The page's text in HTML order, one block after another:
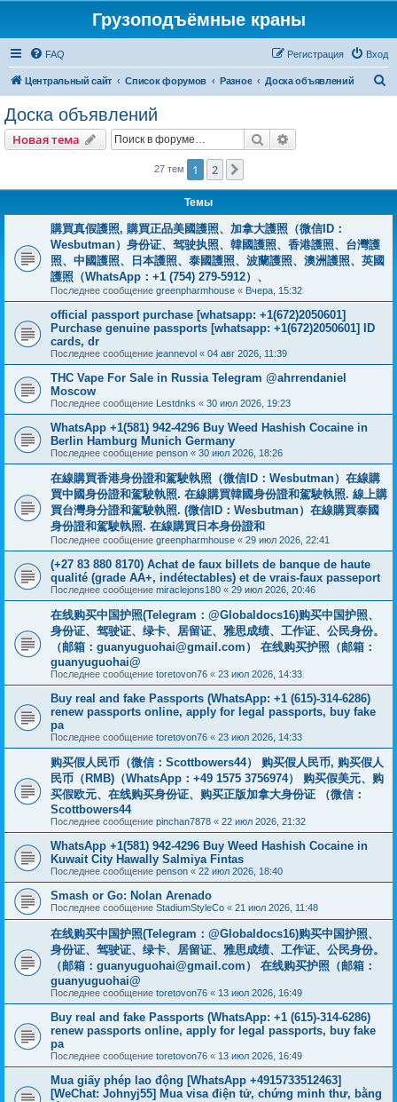
Грузоподъёмные краны
FAQ Вход
Регистрация
Центральный сайт Список форумов Разное Доска объявлений
Доска объявлений
Новая тема Поиск
27 тем 1 2
Темы
購買真假護照, 購買正品美國護照、加拿大護照（微信ID：
Wesbutman）身份证、驾驶执照、韓國護照、香港護照、台灣護
照、中國護照、日本護照、泰國護照、波蘭護照、澳洲護照、英國
護照（WhatsApp：+1 (754) 279-5912）、
Последнее сообщение greenpharmhouse « Вчера, 15:32
official passport purchase [whatsapp: +1(672)2050601]
Purchase genuine passports [whatsapp: +1(672)2050601] ID
cards, dr
Последнее сообщение jeannevol « 04 авг 2026, 11:39
THC Vape For Sale in Russia Telegram @ahrrendaniel
Moscow
Последнее сообщение Lestdnks « 30 июл 2026, 19:23
WhatsApp +1(581) 942-4296 Buy Weed Hashish Cocaine in
Berlin Hamburg Munich Germany
Последнее сообщение penson « 30 июл 2026, 18:26
在線購買香港身份證和駕駛執照（微信ID：Wesbutman）在線購
買中國身份證和駕駛執照. 在線購買韓國身份證和駕駛執照. 線上購
買台灣身分證和駕駛執照. (微信ID：Wesbutman）在線購買泰國
身份證和駕駛執照. 在線購買日本身份證和
Последнее сообщение greenpharmhouse « 29 июл 2026, 22:41
(+27 83 880 8170) Achat de faux billets de banque de haute
qualité (grade AA+, indétectables) et de vrais-faux passeport
Последнее сообщение miraclejons180 « 29 июл 2026, 20:46
在线购买中国护照(Telegram：@Globaldocs16)购买中国护照、
身份证、驾驶证、绿卡、居留证、雅思成绩、工作证、公民身份。
（邮箱： guanyuguohai@gmail.com ） 在线购买护照（邮箱：
guanyuguohai@
Последнее сообщение toretovon76 « 23 июл 2026, 14:33
Buy real and fake Passports (WhatsApp: +1 (615)-314-6286)
renew passports online, apply for legal passports, buy fake
pa
Последнее сообщение toretovon76 « 23 июл 2026, 14:33
购买假人民币（微信：Scottbowers44） 购买假人民币, 购买假人
民币（RMB)（WhatsApp：+49 1575 3756974） 购买假美元、购
买假欧元、在线购买身份证、购买正版加拿大身份证 （微信：
Scottbowers44
Последнее сообщение pinchan7878 « 22 июл 2026, 21:32
WhatsApp +1(581) 942-4296 Buy Weed Hashish Cocaine in
Kuwait City Hawally Salmiya Fintas
Последнее сообщение penson « 22 июл 2026, 18:40
Smash or Go: Nolan Arenado
Последнее сообщение StadiumStyleCo « 21 июл 2026, 11:48
在线购买中国护照(Telegram：@Globaldocs16)购买中国护照、
身份证、驾驶证、绿卡、居留证、雅思成绩、工作证、公民身份。
（邮箱： guanyuguohai@gmail.com ） 在线购买护照（邮箱：
guanyuguohai@
Последнее сообщение toretovon76 « 13 июл 2026, 16:49
Buy real and fake Passports (WhatsApp: +1 (615)-314-6286)
renew passports online, apply for legal passports, buy fake
pa
Последнее сообщение toretovon76 « 13 июл 2026, 16:49
Mua giấy phép lao động [WhatsApp +4915733512463]
[WeChat: Johnyj55] Mua visa điện tử, chứng minh thư, bằng